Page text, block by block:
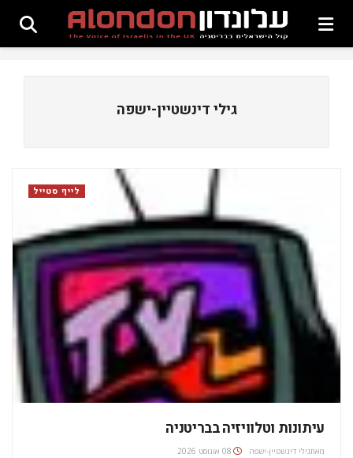
גילי דינשטיין-ישפה
לייף סטייל
עיתונות וטלוויזיה בבריטניה
מאתגילי דינשטיין-ישפה 08 אוגוסט 2026